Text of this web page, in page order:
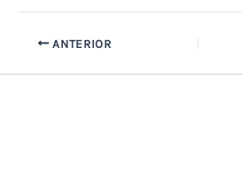
ANTERIOR